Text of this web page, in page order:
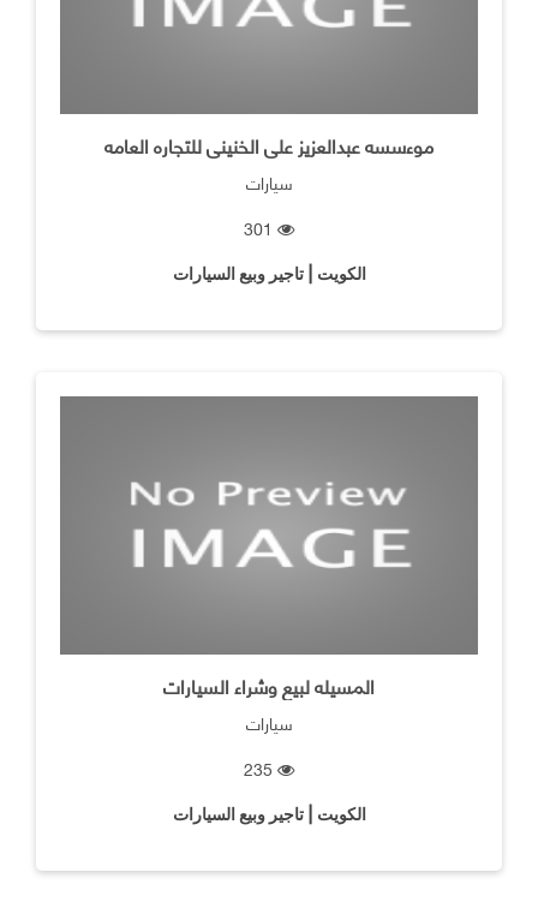
موءسسه عبدالعزيز على الخنينى للتجاره العامه
سيارات
الكويت | تاجير وبيع السيارات
المسيله لبيع وشراء السيارات
سيارات
الكويت | تاجير وبيع السيارات